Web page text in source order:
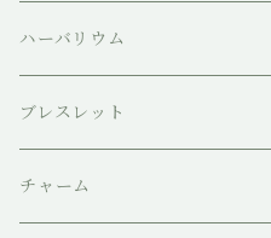
ハーバリウム
ブレスレット
チャーム